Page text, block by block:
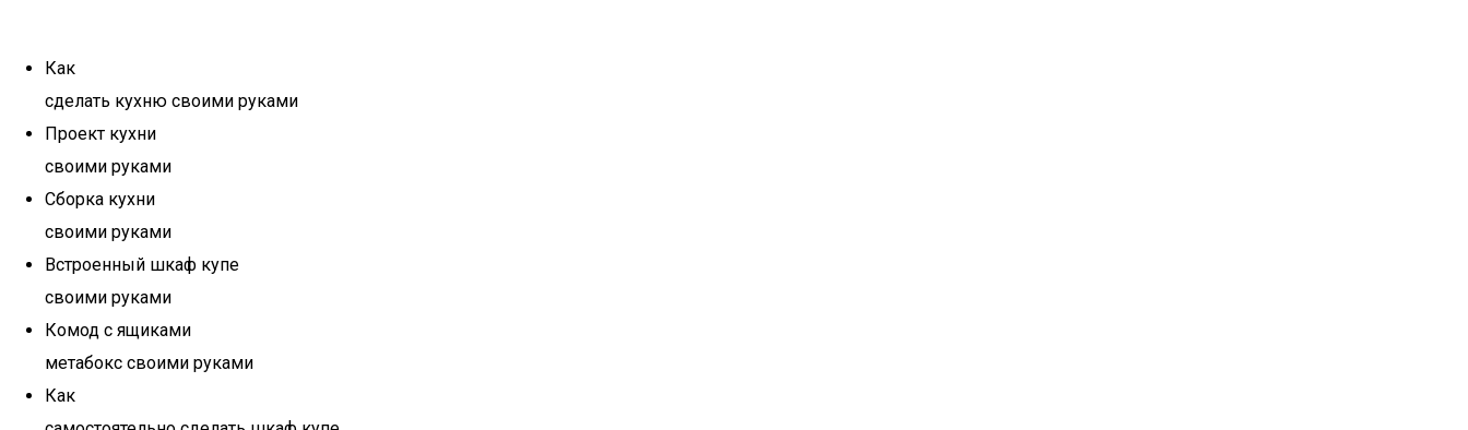
Как
сделать кухню своими руками
Проект кухни
своими руками
Сборка кухни
своими руками
Встроенный шкаф купе
своими руками
Комод с ящиками
метабокс своими руками
Как